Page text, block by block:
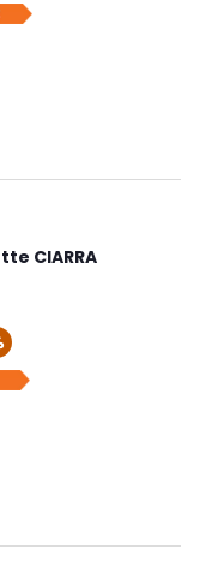
CIARRA